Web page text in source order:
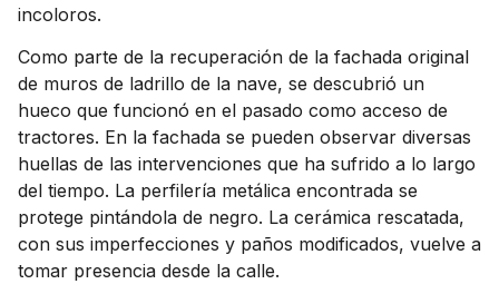
incoloros.
Como parte de la recuperación de la fachada original
de muros de ladrillo de la nave, se descubrió un
hueco que funcionó en el pasado como acceso de
tractores. En la fachada se pueden observar diversas
huellas de las intervenciones que ha sufrido a lo largo
del tiempo. La perfilería metálica encontrada se
protege pintándola de negro. La cerámica rescatada,
con sus imperfecciones y paños modificados, vuelve a
tomar presencia desde la calle.